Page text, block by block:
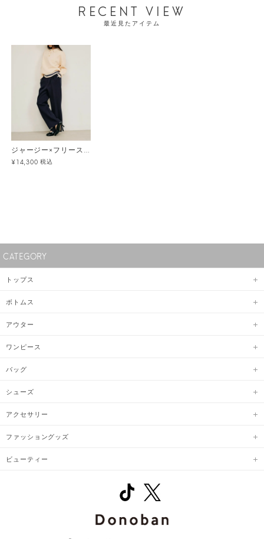
RECENT VIEW
最近見たアイテム
ジャージー×フリースパンツ
¥14,300 税込
CATEGORY
トップス
ボトムス
アウター
ワンピース
バッグ
シューズ
アクセサリー
ファッショングッズ
ビューティー